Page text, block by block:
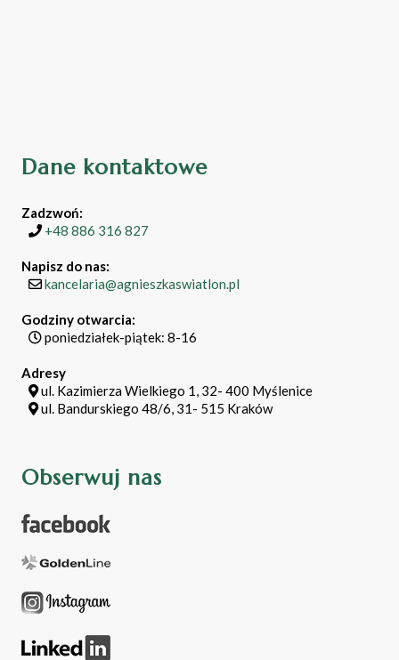
Dane kontaktowe
Zadzwoń:
+48 886 316 827
Napisz do nas:
kancelaria@agnieszkaswiatlon.pl
Godziny otwarcia:
poniedziałek-piątek: 8-16
Adresy
ul. Kazimierza Wielkiego 1, 32- 400 Myślenice
ul. Bandurskiego 48/6, 31- 515 Kraków
Obserwuj nas